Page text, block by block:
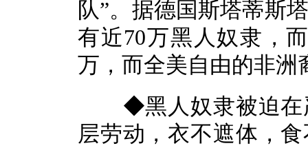
队”。据德国斯塔蒂斯
有近70万黑人奴隶，
万，而全美自由的非洲
◆黑人奴隶被迫在
层劳动，衣不遮体，